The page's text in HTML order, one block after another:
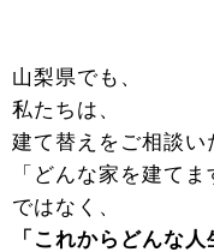
山梨県でも、
私たちは、
建て替えをご相談い
「どんな家を建てま
ではなく、
「これからどんな